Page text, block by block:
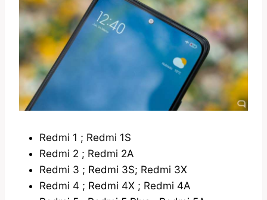
Redmi 1 ; Redmi 1S
Redmi 2 ; Redmi 2A
Redmi 3 ; Redmi 3S; Redmi 3X
Redmi 4 ; Redmi 4X ; Redmi 4A